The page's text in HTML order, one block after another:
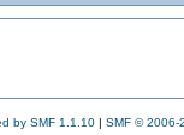
by SMF 1.1.10| SMF © 2006-